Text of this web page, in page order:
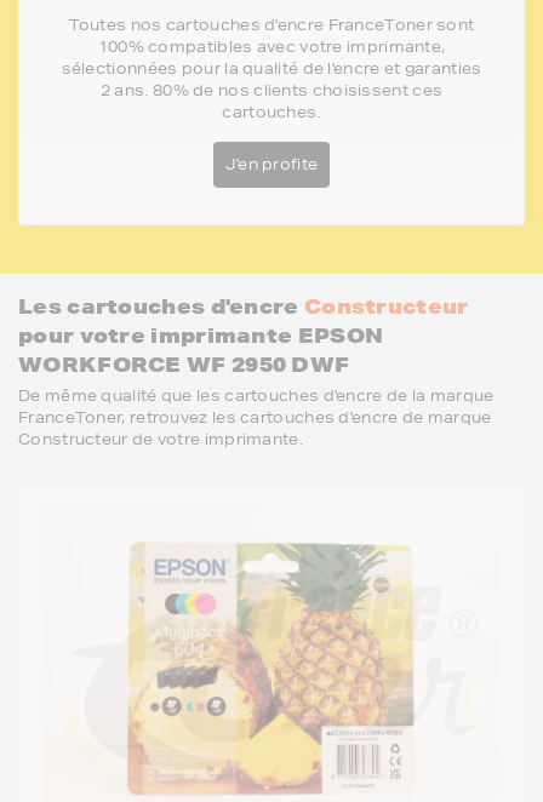
Toutes nos cartouches d'encre FranceToner sont
100% compatibles avec votre imprimante,
sélectionnées pour la qualité de l'encre et garanties
2 ans. 80% de nos clients choisissent ces
cartouches.
J'en profite
Les cartouches d'encre Constructeur
pour votre imprimante EPSON
WORKFORCE WF 2950 DWF
De même qualité que les cartouches d'encre de la marque
FranceToner, retrouvez les cartouches d'encre de marque
Constructeur de votre imprimante.